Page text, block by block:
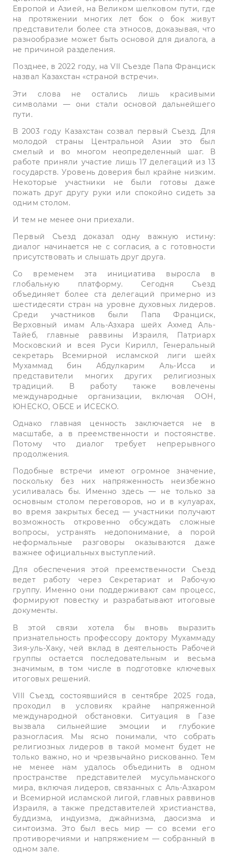
Европой и Азией, на Великом шелковом пути, где
на протяжении многих лет бок о бок живут
представители более ста этносов, доказывая, что
разнообразие может быть основой для диалога, а
не причиной разделения.
Позднее, в 2022 году, на VII Съезде Папа Франциск
назвал Казахстан «страной встречи».
Эти слова не остались лишь красивыми
символами — они стали основой дальнейшего
пути.
В 2003 году Казахстан созвал первый Съезд. Для
молодой страны Центральной Азии это был
смелый и во многом неопределенный шаг. В
работе приняли участие лишь 17 делегаций из 13
государств. Уровень доверия был крайне низким.
Некоторые участники не были готовы даже
пожать друг другу руки или спокойно сидеть за
одним столом.
И тем не менее они приехали.
Первый Съезд доказал одну важную истину:
диалог начинается не с согласия, а с готовности
присутствовать и слышать друг друга.
Со временем эта инициатива выросла в
глобальную платформу. Сегодня Съезд
объединяет более ста делегаций примерно из
шестидесяти стран на уровне духовных лидеров.
Среди участников были Папа Франциск,
Верховный имам Аль-Азхара шейх Ахмед Аль-
Тайеб, главные раввины Израиля, Патриарх
Московский и всея Руси Кирилл, Генеральный
секретарь Всемирной исламской лиги шейх
Мухаммад бин Абдулкарим Аль-Исса и
представители многих других религиозных
традиций. В работу также вовлечены
международные организации, включая ООН,
ЮНЕСКО, ОБСЕ и ИСЕСКО.
Однако главная ценность заключается не в
масштабе, а в преемственности и постоянстве.
Потому что диалог требует непрерывного
продолжения.
Подобные встречи имеют огромное значение,
поскольку без них напряженность неизбежно
усиливалась бы. Именно здесь — не только за
основным столом переговоров, но и в кулуарах,
во время закрытых бесед — участники получают
возможность откровенно обсуждать сложные
вопросы, устранять недопонимание, а порой
неформальные разговоры оказываются даже
важнее официальных выступлений.
Для обеспечения этой преемственности Съезд
ведет работу через Секретариат и Рабочую
группу. Именно они поддерживают сам процесс,
формируют повестку и разрабатывают итоговые
документы.
В этой связи хотела бы вновь выразить
признательность профессору доктору Мухаммаду
Зия-уль-Хаку, чей вклад в деятельность Рабочей
группы остается последовательным и весьма
значимым, в том числе в подготовке ключевых
итоговых решений.
VIII Съезд, состоявшийся в сентябре 2025 года,
проходил в условиях крайне напряженной
международной обстановки. Ситуация в Газе
вызвала сильнейшие эмоции и глубокие
разногласия. Мы ясно понимали, что собрать
религиозных лидеров в такой момент будет не
только важно, но и чрезвычайно рискованно. Тем
не менее нам удалось объединить в одном
пространстве представителей мусульманского
мира, включая лидеров, связанных с Аль-Азхаром
и Всемирной исламской лигой, главных раввинов
Израиля, а также представителей христианства,
буддизма, индуизма, джайнизма, даосизма и
синтоизма. Это был весь мир — со всеми его
противоречиями и напряжением — собранный в
одном зале.